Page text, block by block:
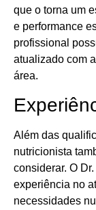
que o torna um
e performance
profissional
atualizado com
área.
Além das
nutricionista
considerar. O
experiência no
necessidades